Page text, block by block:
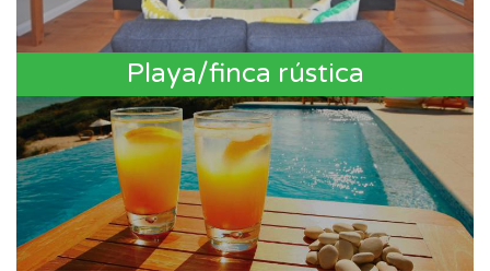
Playa/finca rústica